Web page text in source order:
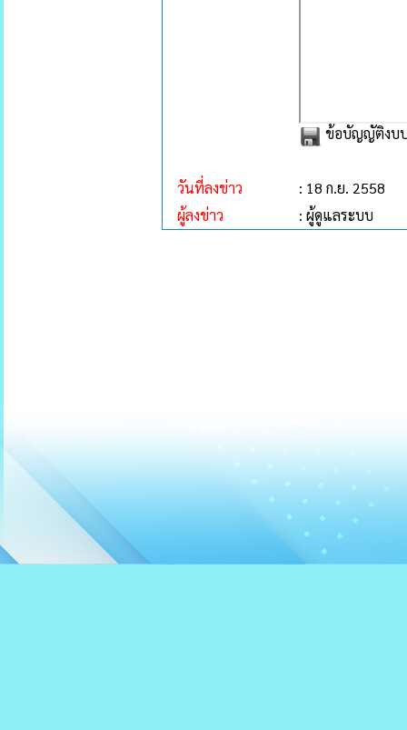
ข้อบัญญัติงบป
วันที่ลงข่าว
: 18 ก.ย. 2558
ผู้ลงข่าว
: ผู้ดูแลระบบ